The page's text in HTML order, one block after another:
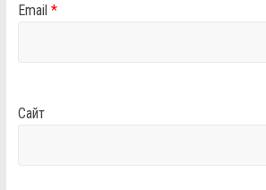
Email *
Сайт